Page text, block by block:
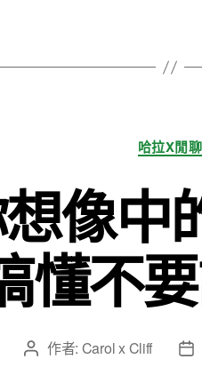
分
類
哈拉X閒聊
像中
懂不
文 作者: Carol x Cliff
文